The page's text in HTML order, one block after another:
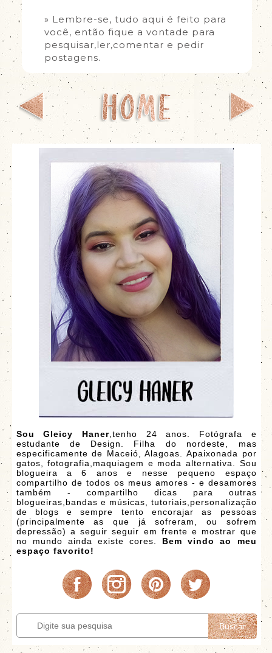
» Lembre-se, tudo aqui é feito para
você, então fique a vontade para
pesquisar,ler,comentar e pedir
postagens.
Sou Gleicy Haner,tenho 24 anos. Fotógrafa e
estudante de Design. Filha do nordeste, mas
especificamente de Maceió, Alagoas. Apaixonada por
gatos, fotografia,maquiagem e moda alternativa. Sou
blogueira a 6 anos e nesse pequeno espaço
compartilho de todos os meus amores - e desamores
também - compartilho dicas para outras
blogueiras,bandas e músicas, tutoriais,personalização
de blogs e sempre tento encorajar as pessoas
(principalmente as que já sofreram, ou sofrem
depressão) a seguir seguir em frente e mostrar que
no mundo ainda existe cores. Bem vindo ao meu
espaço favorito!
Buscar